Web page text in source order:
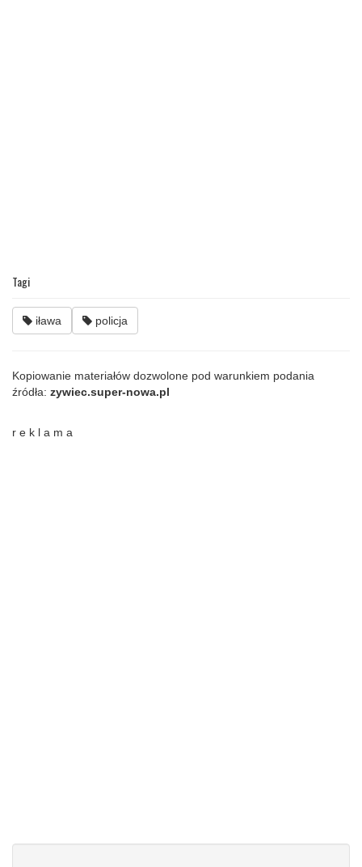
Tagi
iława policja
Kopiowanie materiałów dozwolone pod warunkiem podania
źródła: zywiec.super-nowa.pl
r e k l a m a